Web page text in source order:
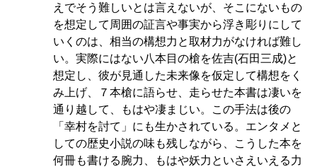
えでそう難しいとは言えないが、そこにないもの
を想定して周囲の証言や事実から浮き彫りにして
いくのは、相当の構想力と取材力がなければ難し
い。実際にはない八本目の槍を佐吉(石田三成)と
想定し、彼が見通した未来像を仮定して構想をく
み上げ、７本槍に語らせ、走らせた本書は凄いを
通り越して、もはや凄まじい。この手法は後の
「幸村を討て」にも生かされている。エンタメと
しての歴史小説の味も残しながら、こうした本を
何冊も書ける腕力、もはや妖力といさえいえる力